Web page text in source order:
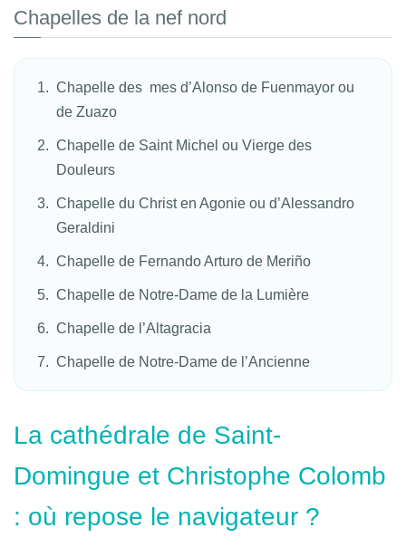
Chapelles de la nef nord
Chapelle des mes d’Alonso de Fuenmayor ou
de Zuazo
Chapelle de Saint Michel ou Vierge des
Douleurs
Chapelle du Christ en Agonie ou d’Alessandro
Geraldini
Chapelle de Fernando Arturo de Meriño
Chapelle de Notre-Dame de la Lumière
Chapelle de l’Altagracia
Chapelle de Notre-Dame de l’Ancienne
La cathédrale de Saint-
Domingue et Christophe Colomb
: où repose le navigateur ?